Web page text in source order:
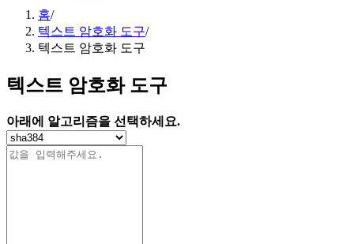
홈/
텍스트 암호화 도구/
텍스트 암호화 도구
텍스트 암호화 도구
아래에 알고리즘을 선택하세요.